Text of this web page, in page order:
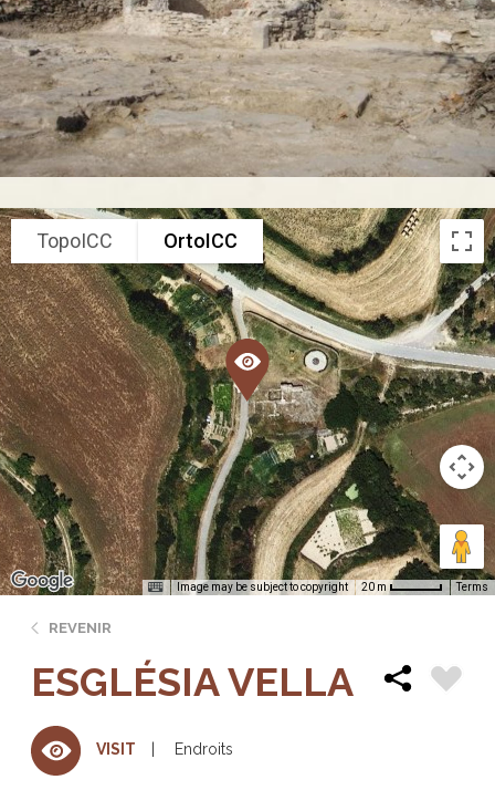
TopoICC OrtoICC
Image may be subject to copyright 20 m Terms
REVENIR
ESGLÉSIA VELLA
VISIT Endroits